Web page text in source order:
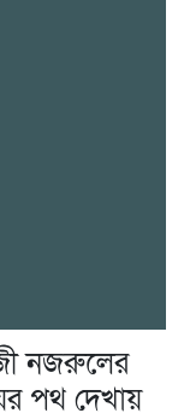
নজরুলের
পথ দেখায়